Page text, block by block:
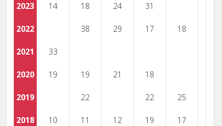
2023 14 18 24 31
2022 38 29 17 18
2021 33
2020 19 19 21 18
2019 22 22 25
2018 10 11 12 19 17